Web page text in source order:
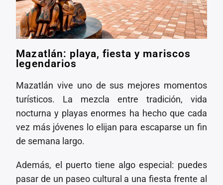
Mazatlán: playa, fiesta y mariscos
legendarios
Mazatlán vive uno de sus mejores momentos
turísticos. La mezcla entre tradición, vida
nocturna y playas enormes ha hecho que cada
vez más jóvenes lo elijan para escaparse un fin
de semana largo.
Además, el puerto tiene algo especial: puedes
pasar de un paseo cultural a una fiesta frente al